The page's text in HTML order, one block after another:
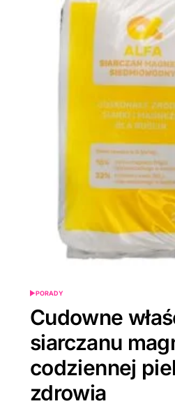
POSTED
PORADY
Cudowne
siarczanu
codziennej
zdrowia